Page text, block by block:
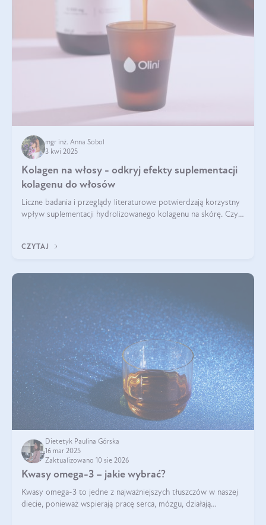
mgr inż. Anna Sobol
3 kwi 2025
Kolagen na włosy - odkryj efekty suplementacji
kolagenu do włosów
Liczne badania i przeglądy literaturowe potwierdzają korzystny
wpływ suplementacji hydrolizowanego kolagenu na skórę. Czy
CZYTAJ
Dietetyk Paulina Górska
16 mar 2025
Zaktualizowano 10 sie 2026
Kwasy omega-3 – jakie wybrać?
Kwasy omega-3 to jedne z najważniejszych tłuszczów w naszej
diecie, ponieważ wspierają pracę serca, mózgu, działają